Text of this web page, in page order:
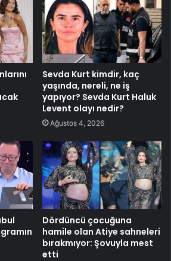
Sevda Kurt kimdir, kaç
yaşında, nereli, ne iş
yapıyor? Sevda Kurt Haluk
Levent olayı nedir?
Ağustos 4, 2026
Dördüncü çocuğuna
hamile olan Atiye sahneleri
bırakmıyor: Şovuyla mest
etti